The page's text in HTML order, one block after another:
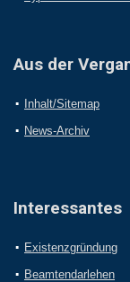
Aus der
Inhalt/Sitemap
News-Archiv
Interessantes
Existenzgründung
Beamtendarlehen